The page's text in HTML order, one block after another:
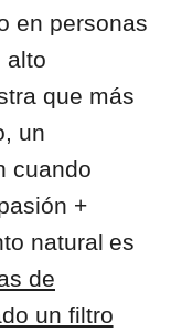
en personas
alto
que más
un
cuando
+
natural es
de
un filtro